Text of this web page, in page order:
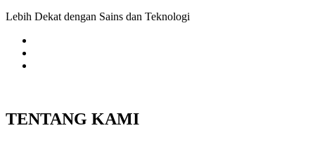
Lebih Dekat dengan Sains dan Teknologi
TENTANG KAMI